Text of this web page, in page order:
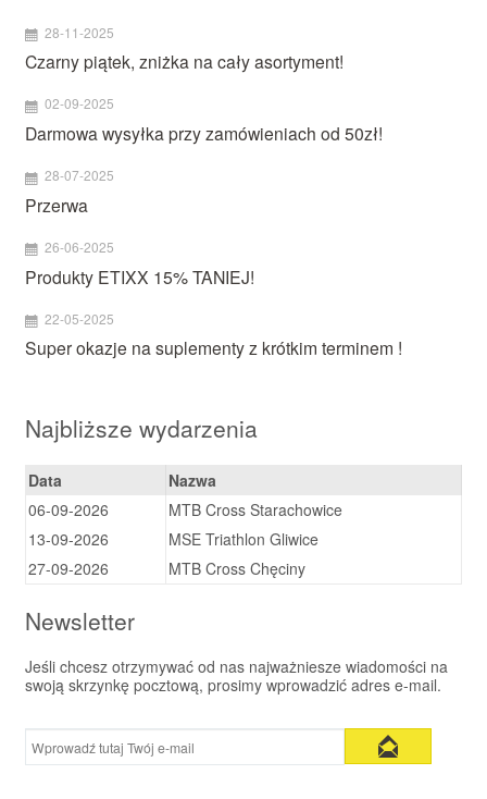
28-11-2025
Czarny piątek, zniżka na cały asortyment!
02-09-2025
Darmowa wysyłka przy zamówieniach od 50zł!
28-07-2025
Przerwa
26-06-2025
Produkty ETIXX 15% TANIEJ!
22-05-2025
Super okazje na suplementy z krótkim terminem !
Najbliższe wydarzenia
Data
Nazwa
06-09-2026
MTB Cross Starachowice
13-09-2026
MSE Triathlon Gliwice
27-09-2026
MTB Cross Chęciny
Newsletter
Jeśli chcesz otrzymywać od nas najważniesze wiadomości na
swoją skrzynkę pocztową, prosimy wprowadzić adres e-mail.